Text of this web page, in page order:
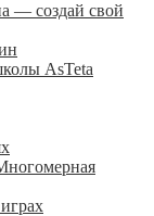
— создай свой
AsTeta